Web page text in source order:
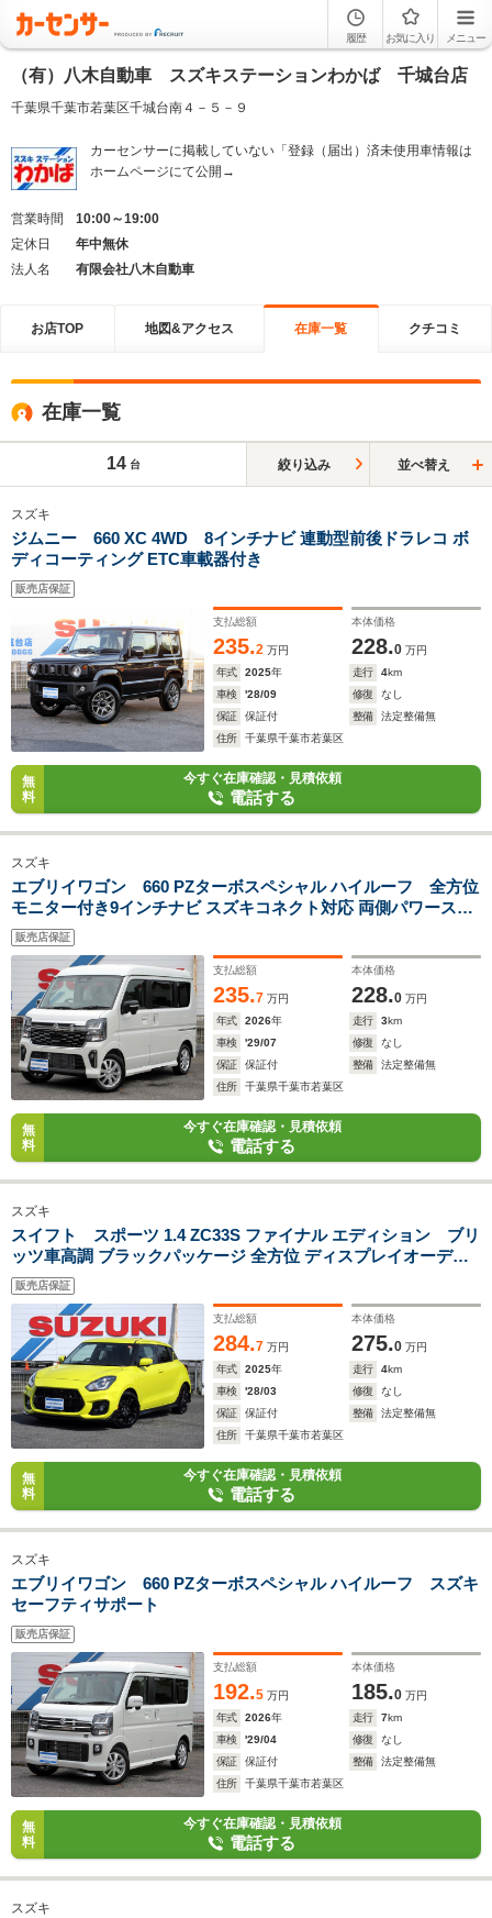
履歴 お気に入り メニュー
（有）八木自動車 スズキステーションわかば 千城台店
千葉県千葉市若葉区千城台南４－５－９
カーセンサーに掲載していない「登録（届出）済未使用車情報は
ホームページにて公開→
営業時間
10:00～19:00
定休日
年中無休
法人名
有限会社八木自動車
お店TOP 地図&アクセス 在庫一覧 クチコミ
在庫一覧
14 台 絞り込み 並べ替え
スズキ
ジムニー 660 XC 4WD 8インチナビ 連動型前後ドラレコ ボ
ディコーティング ETC車載器付き
販売店保証
支払総額
235.2 万円
本体価格
228.0 万円
年式
2025年 走行 4km
車検
'28/09 修復
なし
保証
保証付 整備
法定整備無
住所
千葉県千葉市若葉区
無
料
今すぐ在庫確認・見積依頼
電話する
スズキ
エブリイワゴン 660 PZターボスペシャル ハイルーフ 全方位
モニター付き9インチナビ スズキコネクト対応 両側パワースラ
イド オートステップ スズキセーフティサポート
販売店保証
支払総額
235.7 万円
本体価格
228.0 万円
年式
2026年 走行 3km
車検
'29/07 修復
なし
保証
保証付 整備
法定整備無
住所
千葉県千葉市若葉区
無
料
今すぐ在庫確認・見積依頼
電話する
スズキ
スイフト スポーツ 1.4 ZC33S ファイナル エディション ブリ
ッツ車高調 ブラックパッケージ 全方位 ディスプレイオーディ
オ Dレコ ETC
販売店保証
支払総額
284.7 万円
本体価格
275.0 万円
年式
2025年 走行 4km
車検
'28/03 修復
なし
保証
保証付 整備
法定整備無
住所
千葉県千葉市若葉区
無
料
今すぐ在庫確認・見積依頼
電話する
スズキ
エブリイワゴン 660 PZターボスペシャル ハイルーフ スズキ
セーフティサポート
販売店保証
支払総額
192.5 万円
本体価格
185.0 万円
年式
2026年 走行 7km
車検
'29/04 修復
なし
保証
保証付 整備
法定整備無
住所
千葉県千葉市若葉区
無
料
今すぐ在庫確認・見積依頼
電話する
スズキ